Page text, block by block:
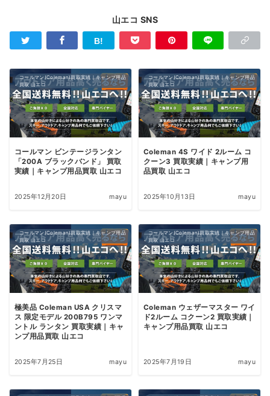
山エコ SNS
コールマン(Coleman)買取実績｜キャンプ用品
買取 山エコ
コールマン ビンテージランタン
「200A ブラックバンド」 買取
実績｜キャンプ用品買取 山エコ
2025年12月20日 mayu
コールマン(Coleman)買取実績｜キャンプ用品
買取 山エコ
Coleman 4S ワイド 2ルーム コ
クーン3 買取実績｜キャンプ用
品買取 山エコ
2025年10月13日 mayu
コールマン(Coleman)買取実績｜キャンプ用品
買取 山エコ
極美品 Coleman USA クリスマ
ス 限定モデル 200B795 ワンマ
ントル ランタン 買取実績｜キャ
ンプ用品買取 山エコ
2025年7月25日 mayu
コールマン(Coleman)買取実績｜キャンプ用品
買取 山エコ
Coleman ウェザーマスター ワイ
ド2ルーム コクーン2 買取実績｜
キャンプ用品買取 山エコ
2025年7月19日 mayu